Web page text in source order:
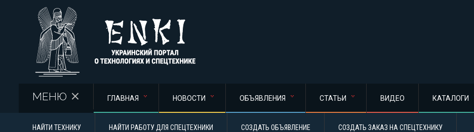
МЕНЮ ГЛАВНАЯ НОВОСТИ ОБЪЯВЛЕНИЯ СТАТЬИ ВИДЕО КАТАЛОГИ
НАЙТИ ТЕХНИКУ НАЙТИ РАБОТУ ДЛЯ СПЕЦТЕХНИКИ СОЗДАТЬ ОБЪЯВЛЕНИЕ СОЗДАТЬ ЗАКАЗ НА СПЕЦТЕХНИКУ